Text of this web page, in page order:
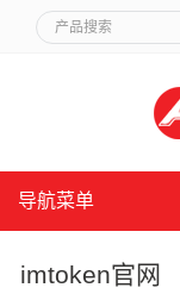
导航菜单
imtoken官网